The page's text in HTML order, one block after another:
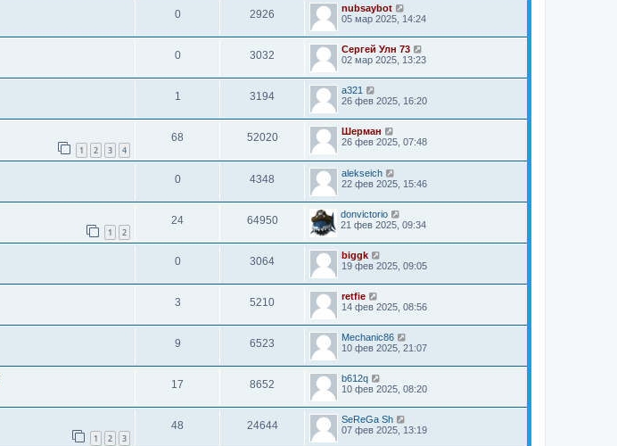
0 2926
nubsaybot
05 мар 2025, 14:24
0 3032
Сергей Улн 73
02 мар 2025, 13:23
1 3194
a321
26 фев 2025, 16:20
1 2 3 4
68 52020
Шерман
26 фев 2025, 07:48
0 4348
alekseich
22 фев 2025, 15:46
1 2
24 64950
donvictorio
21 фев 2025, 09:34
0 3064
biggk
19 фев 2025, 09:05
3 5210
retfie
14 фев 2025, 08:56
9 6523
Mechanic86
10 фев 2025, 21:07
17 8652
b612q
10 фев 2025, 08:20
1 2 3
48 24644
SeReGa Sh
07 фев 2025, 13:19